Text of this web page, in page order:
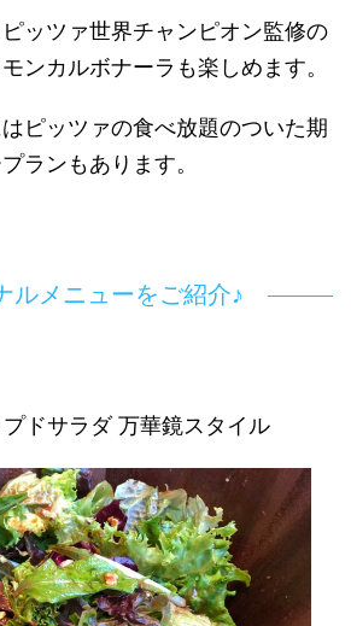
ッツァ世界チャンピオン監修の
ンカルボナーラも楽しめます。
ピッツァの食べ放題のついた期
ランもあります。
ルメニューをご紹介♪
ドサラダ 万華鏡スタイル